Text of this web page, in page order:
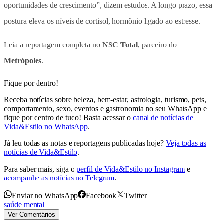
oportunidades de crescimento”, dizem estudos. A longo prazo, essa
postura eleva os níveis de cortisol, hormônio ligado ao estresse.
Leia a reportagem completa no NSC Total, parceiro do
Metrópoles.
Fique por dentro!
Receba notícias sobre beleza, bem-estar, astrologia, turismo, pets,
comportamento, sexo, eventos e gastronomia no seu WhatsApp e
fique por dentro de tudo! Basta acessar o canal de notícias de
Vida&Estilo no WhatsApp.
Já leu todas as notas e reportagens publicadas hoje? Veja todas as
notícias de Vida&Estilo.
Para saber mais, siga o perfil de Vida&Estilo no Instagram e
acompanhe as notícias no Telegram.
Enviar no WhatsApp Facebook
Twitter
saúde mental
Ver Comentários